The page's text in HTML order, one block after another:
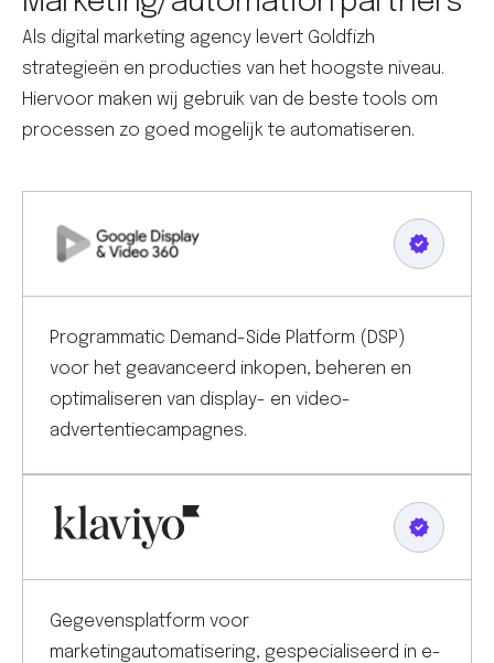
Als digital marketing agency levert Goldfizh
strategieën en producties van het hoogste niveau.
Hiervoor maken wij gebruik van de beste tools om
processen zo goed mogelijk te automatiseren.
Programmatic Demand-Side Platform (DSP)
voor het geavanceerd inkopen, beheren en
optimaliseren van display- en video-
advertentiecampagnes.
Gegevensplatform voor
marketingautomatisering, gespecialiseerd in e-